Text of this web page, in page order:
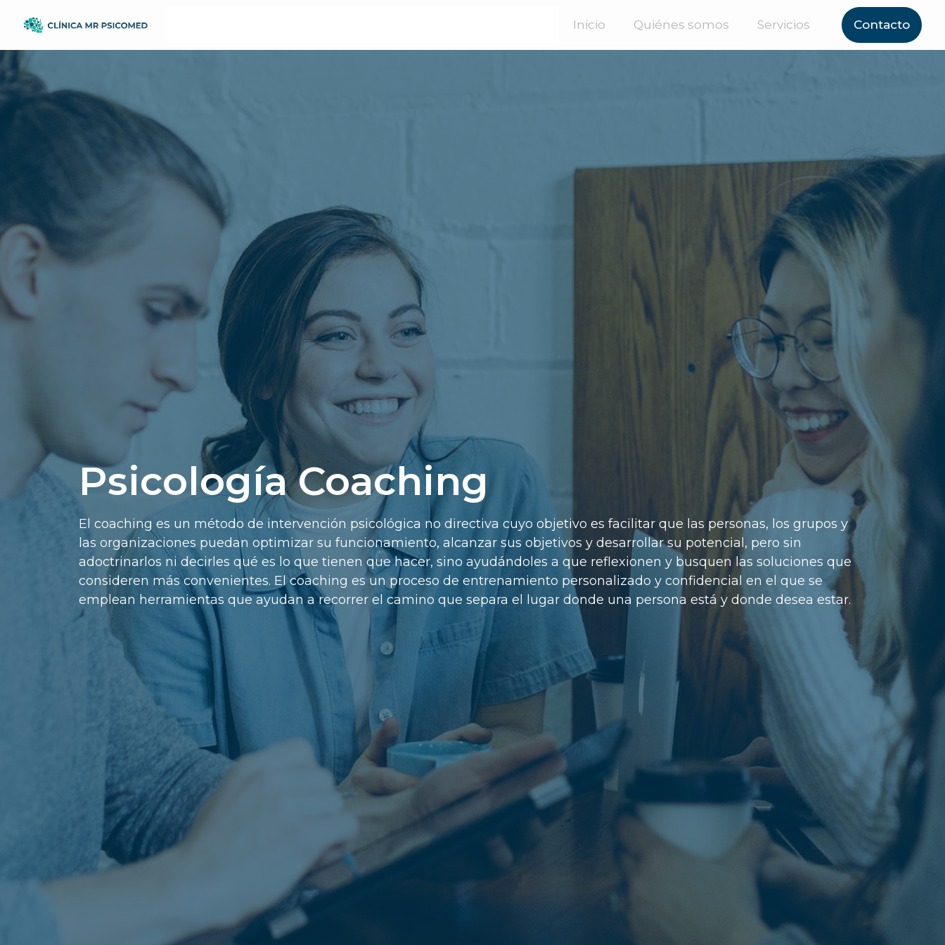
Inicio Quiénes somos Servicios Contacto
Psicología Coaching
El coaching es un método de intervención psicológica no directiva cuyo objetivo es facilitar que las personas, los grupos y
las organizaciones puedan optimizar su funcionamiento, alcanzar sus objetivos y desarrollar su potencial, pero sin
adoctrinarlos ni decirles qué es lo que tienen que hacer, sino ayudándoles a que reflexionen y busquen las soluciones que
consideren más convenientes. El coaching es un proceso de entrenamiento personalizado y confidencial en el que se
emplean herramientas que ayudan a recorrer el camino que separa el lugar donde una persona está y donde desea estar.